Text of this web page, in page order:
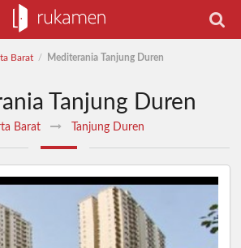
Barat / Mediterania Tanjung Duren
Tanjung Duren
Barat Tanjung Duren